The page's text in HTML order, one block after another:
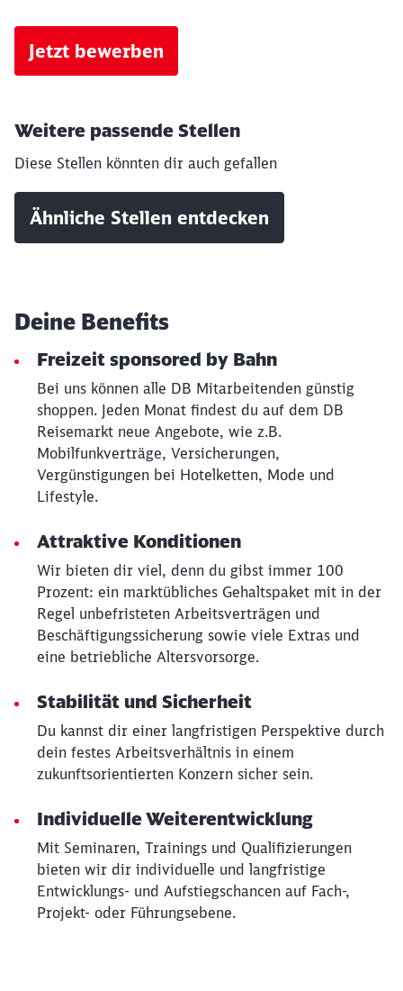
Jetzt bewerben
Weitere passende Stellen
Diese Stellen könnten dir auch gefallen
Ähnliche Stellen entdecken
Deine Benefits
Freizeit sponsored by Bahn
Bei uns können alle DB Mitarbeitenden günstig
shoppen. Jeden Monat findest du auf dem DB
Reisemarkt neue Angebote, wie z.B.
Mobilfunkverträge, Versicherungen,
Vergünstigungen bei Hotelketten, Mode und
Lifestyle.
Attraktive Konditionen
Wir bieten dir viel, denn du gibst immer 100
Prozent: ein marktübliches Gehaltspaket mit in der
Regel unbefristeten Arbeitsverträgen und
Beschäftigungssicherung sowie viele Extras und
eine betriebliche Altersvorsorge.
Stabilität und Sicherheit
Du kannst dir einer langfristigen Perspektive durch
dein festes Arbeitsverhältnis in einem
zukunftsorientierten Konzern sicher sein.
Individuelle Weiterentwicklung
Mit Seminaren, Trainings und Qualifizierungen
bieten wir dir individuelle und langfristige
Entwicklungs- und Aufstiegschancen auf Fach-,
Projekt- oder Führungsebene.